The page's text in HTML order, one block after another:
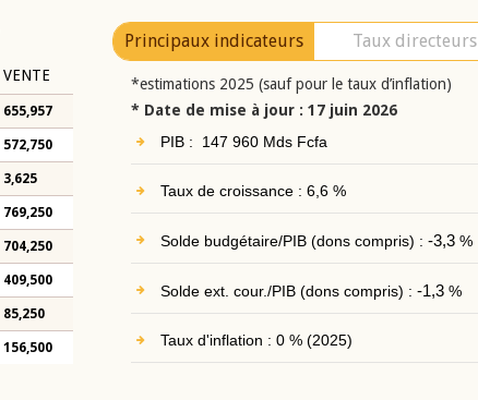
VENTE
655,957
572,750
3,625
769,250
704,250
409,500
85,250
156,500
Principaux indicateurs Taux directeurs
*estimations 2025 (sauf pour le taux d’inflation)
* Date de mise à jour : 17 juin 2026
PIB : 147 960 Mds Fcfa
Taux de croissance : 6,6 %
Solde budgétaire/PIB (dons compris) : -3,3%
Solde ext. cour./PIB (dons compris) : -1,3%
Taux d'inflation : 0 % (2025)